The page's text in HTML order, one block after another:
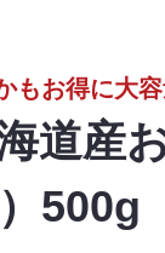
もお得に大容
道産
500g